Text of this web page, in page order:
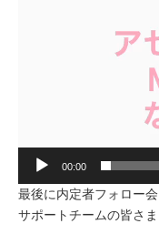
00:00
最後に内定者フォロー
サポートチームの皆さま